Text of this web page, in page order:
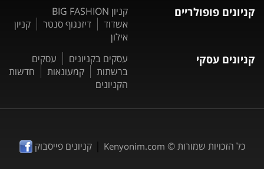
קניונים פופולריים
קניון BIG FASHION
אשדוד
דיזנגוף סנטר
קניון
אילון
קניונים עסקי עסקים בקניונים
עסקים
ברשתות
קמעונאות
חדשות
הקניונים
כל הזכויות שמורות © Kenyonim.com
|קניונים פייסבוק